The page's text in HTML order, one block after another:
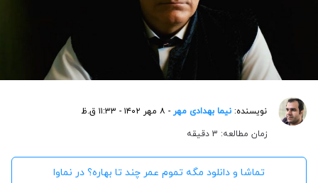
نویسنده: نیما بهدادی مهر - ۸ مهر ۱۴۰۲ - ۱۱:۳۳ ق.ظ
زمان مطالعه: 3 دقیقه
تماشا و دانلود مگه تموم عمر چند تا بهاره؟‌ در نماوا